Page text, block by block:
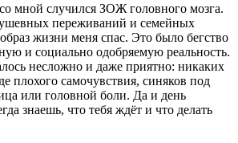
мной случился ЗОЖ головного мозга.
переживаний и семейных
жизни меня спас. Это было бегство
и социально одобряемую реальность.
несложно и даже приятно: никаких
плохого самочувствия, синяков под
или головной боли. Да и день
знаешь, что тебя ждёт и что делать